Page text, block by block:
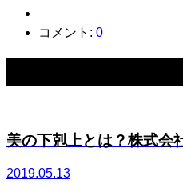
コメント: 0
美の下剋上とは？株式会
2019.05.13